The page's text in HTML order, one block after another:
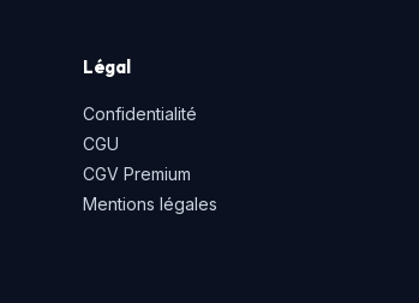
Légal
Confidentialité
CGU
CGV Premium
Mentions légales